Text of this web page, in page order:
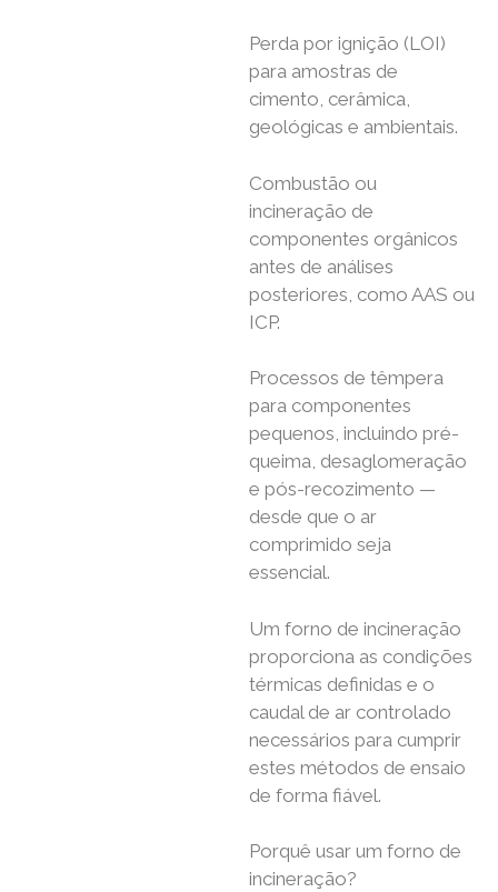
Perda por ignição (LOI)
para amostras de
cimento, cerâmica,
geológicas e ambientais.
Combustão ou
incineração de
componentes orgânicos
antes de análises
posteriores, como AAS ou
ICP.
Processos de têmpera
para componentes
pequenos, incluindo pré-
queima, desaglomeração
e pós-recozimento —
desde que o ar
comprimido seja
essencial.
Um forno de incineração
proporciona as condições
térmicas definidas e o
caudal de ar controlado
necessários para cumprir
estes métodos de ensaio
de forma fiável.
Porquê usar um forno de
incineração?